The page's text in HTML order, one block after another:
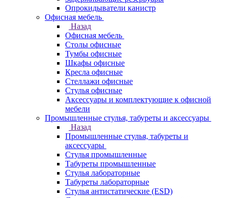
Опрокидыватели канистр
Офисная мебель
Назад
Офисная мебель
Столы офисные
Тумбы офисные
Шкафы офисные
Кресла офисные
Стеллажи офисные
Стулья офисные
Аксессуары и комплектующие к офисной
мебели
Промышленные стулья, табуреты и аксессуары
Назад
Промышленные стулья, табуреты и
аксессуары
Стулья промышленные
Табуреты промышленные
Стулья лабораторные
Табуреты лабораторные
Стулья антистатические (ESD)